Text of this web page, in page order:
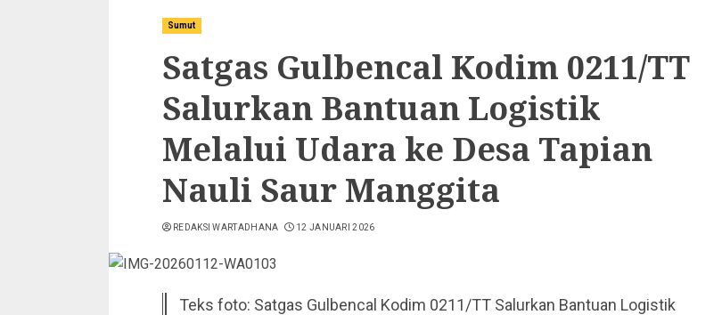
Sumut
Satgas Gulbencal Kodim 0211/TT
Salurkan Bantuan Logistik
Melalui Udara ke Desa Tapian
Nauli Saur Manggita
REDAKSI WARTADHANA 12 JANUARI 2026
Teks foto: Satgas Gulbencal Kodim 0211/TT Salurkan Bantuan Logistik